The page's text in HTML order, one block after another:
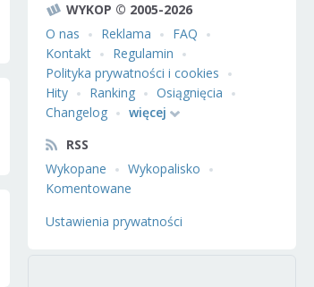
WYKOP © 2005-2026
O nas
Reklama
FAQ
Kontakt
Regulamin
Polityka prywatności i cookies
Hity
Ranking
Osiągnięcia
Changelog
więcej
RSS
Wykopane
Wykopalisko
Komentowane
Ustawienia prywatności